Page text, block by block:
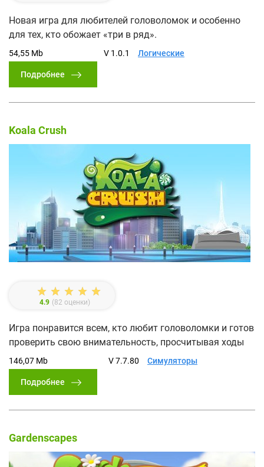
Новая игра для любителей головоломок и особенно
для тех, кто обожает «три в ряд».
54,55 Mb V 1.0.1 Логические
Подробнее
Koala Crush
4.9 (82 оценки)
Игра понравится всем, кто любит головоломки и готов
проверить свою внимательность, просчитывая ходы
146,07 Mb V 7.7.80 Симуляторы
Подробнее
Gardenscapes